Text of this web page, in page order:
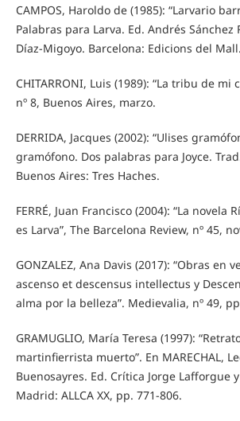
CAMPOS, Haroldo de (1985): “Larvario
Palabras para Larva. Ed. Andrés Sánchez
Díaz-Migoyo. Barcelona: Edicions del Mall.
CHITARRONI, Luis (1989): “La tribu de mi
nº 8, Buenos Aires, marzo.
DERRIDA, Jacques (2002): “Ulises
gramófono. Dos palabras para Joyce.
Buenos Aires: Tres Haches.
FERRÉ, Juan Francisco (2004): “La novela
es Larva”, The Barcelona Review, nº 45,
GONZALEZ, Ana Davis (2017): “Obras en
ascenso et descensus intellectus y
alma por la belleza”. Medievalia, nº 49,
GRAMUGLIO, María Teresa (1997):
martinfierrista muerto”. En MARECHAL,
Buenosayres. Ed. Crítica Jorge Lafforgue
Madrid: ALLCA XX, pp. 771-806.